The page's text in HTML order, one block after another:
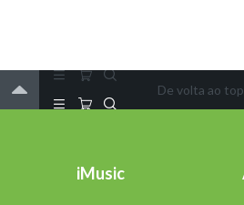
De volta ao
iMusic